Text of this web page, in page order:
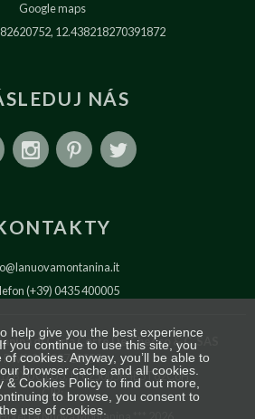
Google maps
12.438218270391872
NÁS
(+39) 0435 400005
di Carla Corte De Checco & C. SAS
P.IVA 00592710255
IT025005B4E5T62C6H
CIR:
Hotel La Nuova Montanina *** 2026
help give you the best experience
you continue to use this site, you
cookies. Anyway, you’ll be able to
browser cache and all cookies.
& Cookies Policy to find out more,
to browse, you consent to
the use of cookies.